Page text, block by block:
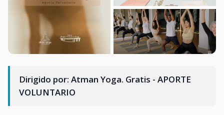
Dirigido por: Atman Yoga. Gratis - APORTE
VOLUNTARIO